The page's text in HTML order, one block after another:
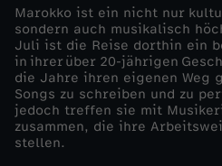
P
o
p
s
Marokko ist ein nicht nur
sondern auch musikalisch
Juli ist die Reise dorthin ein
in ihrer über 20-jährigen
die Jahre ihren eigenen Weg
Songs zu schreiben und zu
jedoch treffen sie mit
zusammen, die ihre
stellen.